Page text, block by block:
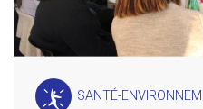
SANTÉ-